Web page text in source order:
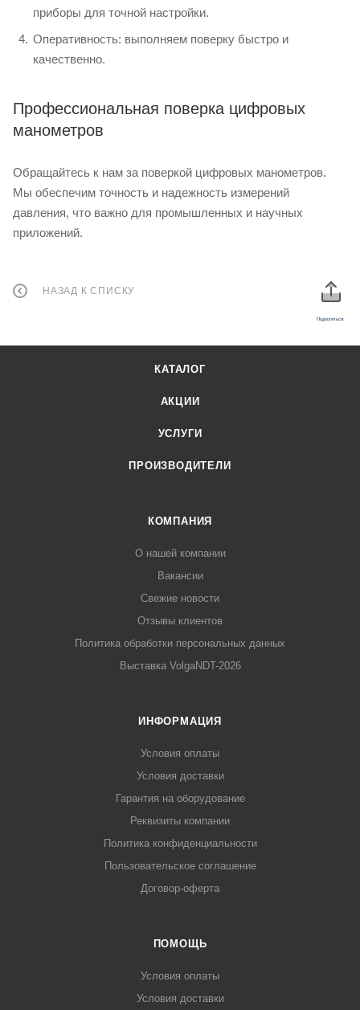
приборы для точной настройки.
Оперативность: выполняем поверку быстро и
качественно.
Профессиональная поверка цифровых
манометров
Обращайтесь к нам за поверкой цифровых манометров.
Мы обеспечим точность и надежность измерений
давления, что важно для промышленных и научных
приложений.
НАЗАД К СПИСКУ
Поделиться:
КАТАЛОГ
АКЦИИ
УСЛУГИ
ПРОИЗВОДИТЕЛИ
КОМПАНИЯ
О нашей компании
Вакансии
Свежие новости
Отзывы клиентов
Политика обработки персональных данных
Выставка VolgaNDT-2026
ИНФОРМАЦИЯ
Условия оплаты
Условия доставки
Гарантия на оборудование
Реквизиты компании
Политика конфиденциальности
Пользовательское соглашение
Договор-оферта
ПОМОЩЬ
Условия оплаты
Условия доставки